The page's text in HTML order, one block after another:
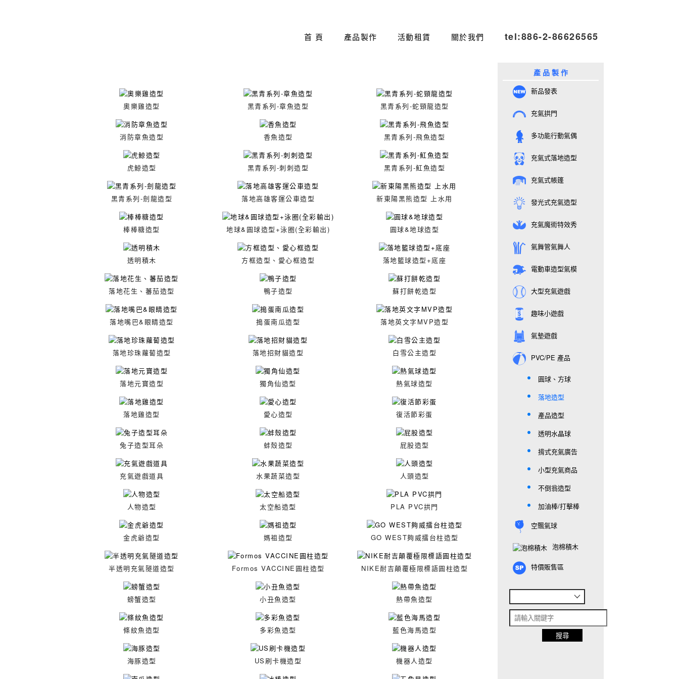
首 頁 產品製作 活動租賃 關於我們 tel:886-2-86626565
奧樂雞造型 黑青系列-章魚造型 黑青系列-蛇頸龍造型
消防章魚造型 香魚造型 黑青系列-飛魚造型
虎鯨造型 黑青系列-刺刺造型 黑青系列-魟魚造型
黑青系列-劍龍造型 落地高雄客運公車造型 新東陽黑熊造型 上水用
棒棒糖造型 地球&圓球造型+泳圈(全彩輸出) 圓球&地球造型
透明積木 方框造型、愛心框造型 落地籃球造型+底座
落地花生、蕃茄造型 鴨子造型 蘇打餅乾造型
落地嘴巴&眼睛造型 搗蛋南瓜造型 落地英文字MVP造型
落地珍珠蘿蔔造型 落地招財貓造型 白雪公主造型
落地元寶造型 獨角仙造型 熱氣球造型
落地雞造型 愛心造型 復活節彩蛋
兔子造型耳朵 蚌殼造型 屁股造型
充氣遊戲道具 水果蔬菜造型 人頭造型
人物造型 太空船造型 PLA PVC拱門
金虎爺造型 媽祖造型 GO WEST夠威擂台柱造型
半透明充氣隧道造型 Formos VACCINE圓柱造型 NIKE耐吉顛覆極限標語圓柱造型
螃蟹造型 小丑魚造型 熱帶魚造型
條紋魚造型 多彩魚造型 藍色海馬造型
海豚造型 US刷卡機造型 機器人造型
產 品 製 作
新品發表
充氣拱門
多功能行動氣偶
充氣式落地造型
充氣式帳篷
發光式充氣造型
充氣魔術特效秀
氣舞管氣舞人
電動車造型氣模
大型充氣遊戲
趣味小遊戲
氣墊遊戲
PVC/PE 產品
圓球、方球
落地造型
產品造型
透明水晶球
揹式充氣廣告
小型充氣商品
不倒翁造型
加油棒/打擊棒
空飄氣球
泡棉積木
特價販售區